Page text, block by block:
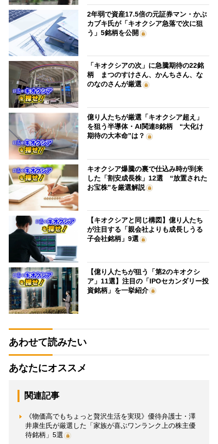
2年弱で資産17.5倍の元証券マン・かぶ
カブキ氏が「キオクシア急落で次に狙
う」5銘柄を公開
「キオクシアの次」に急騰期待の22銘
柄 まつのすけさん、かんちさん、な
のなのさんが厳選
億り人たちが厳選「キオクシア超え」
を狙う半導体・AI関連8銘柄 “大化け
期待の大本命”は？
キオクシア爆騰の裏で仕込み時が到来
した「割安成長株」12選 “放置された
お宝株”を厳選解説
【キオクシアと同じ構図】億り人たち
が注目する「親会社よりも成長しうる
子会社銘柄」9選
【億り人たちが狙う「第2のキオクシ
ア」11選】注目の「IPOセカンダリー投
資銘柄」を一挙紹介
あわせて読みたい
あなたにオススメ
関連記事
《物価高でもちょっと贅沢生活を実現》優待弁護士・澤
井康生氏が厳選した「家族が喜ぶワンランク上の株主優
待銘柄」5選